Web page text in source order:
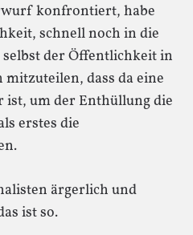
konfrontiert, habe
schnell noch in die
der Öffentlichkeit in
dass da eine
ist, um der Enthüllung die
erstes die
ärgerlich und
ist so.